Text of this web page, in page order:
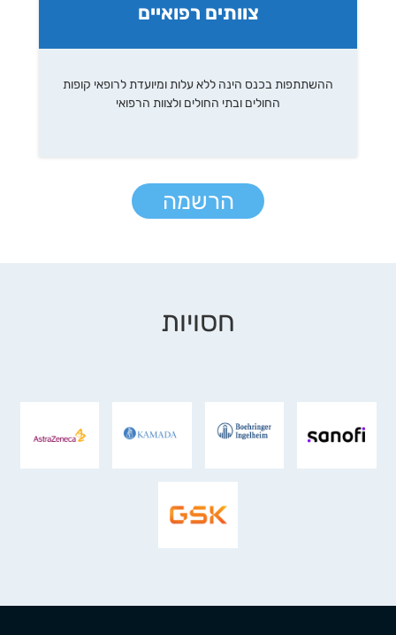
צוותים רפואיים
ההשתתפות בכנס הינה ללא עלות ומיועדת לרופאי קופות
החולים ובתי החולים ולצוות הרפואי
הרשמה
חסויות